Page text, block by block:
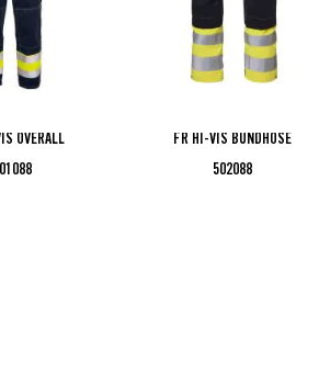
OVERALL
FR HI-VIS BUNDHOSE
502088